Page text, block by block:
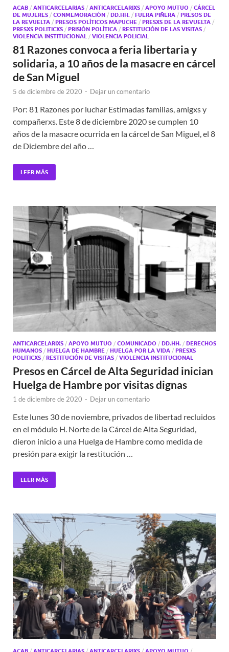
ACAB / ANTICARCELARIAS / ANTICARCELARIXS / APOYO MUTUO / CÁRCEL
DE MUJERES / CONMEMORACIÓN / DD.HH. / FUERA PIÑERA / PRESOS DE
LA REVUELTA / PRESOS POLÍTICOS MAPUCHE / PRESXS DE LA REVUELTA /
PRESXS POLITICXS / PRISIÓN POLÍTICA / RESTITUCIÓN DE LAS VISITAS /
VIOLENCIA INSTITUCIONAL / VIOLENCIA POLICIAL
81 Razones convoca a feria libertaria y
solidaria, a 10 años de la masacre en cárcel
de San Miguel
5 de diciembre de 2020 - Dejar un comentario
Por: 81 Razones por luchar Estimadas familias, amigxs y
compañerxs. Este 8 de diciembre 2020 se cumplen 10
años de la masacre ocurrida en la cárcel de San Miguel, el 8
de Diciembre del año …
LEER MÁS
ANTICARCELARIXS / APOYO MUTUO / COMUNICADO / DD.HH. / DERECHOS
HUMANOS / HUELGA DE HAMBRE / HUELGA POR LA VIDA / PRESXS
POLITICXS / RESTITUCIÓN DE VISITAS / VIOLENCIA INSTITUCIONAL
Presos en Cárcel de Alta Seguridad inician
Huelga de Hambre por visitas dignas
1 de diciembre de 2020 - Dejar un comentario
Este lunes 30 de noviembre, privados de libertad recluidos
en el módulo H. Norte de la Cárcel de Alta Seguridad,
dieron inicio a una Huelga de Hambre como medida de
presión para exigir la restitución …
LEER MÁS
/ / / /